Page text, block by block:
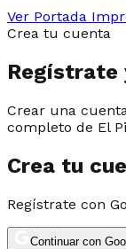
Ver Portada
Crea tu cuenta
Regístrate
Crear una
completo de El
Crea tu
Regístrate con
Continuar con